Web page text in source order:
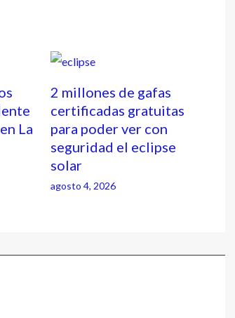
La
2 millones de gafas
certificadas gratuitas
para poder ver con
seguridad el eclipse
solar
agosto 4, 2026